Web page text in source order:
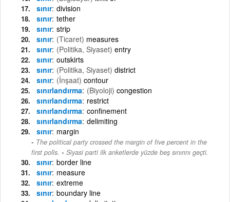
sınır division
sınır tether
sınır strip
sınır (Ticaret) measures
sınır (Politika, Siyaset) entry
sınır outskirts
sınır (Politika, Siyaset) district
sınır (İnşaat) contour
sınırlandırma (Biyoloji) congestion
sınırlandırma restrict
sınırlandırma confinement
sınırlandırma delimiting
sınır margin
The political party crossed the margin of five percent in the
first polls. - Siyasi parti ilk anketlerde yüzde beş sınırını geçti.
sınır border line
sınır measure
sınır extreme
sınır boundary line